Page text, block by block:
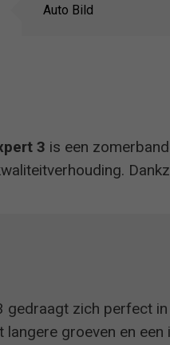
Auto Bild
3 is een
gedraagt zich perfect
langere groeven en